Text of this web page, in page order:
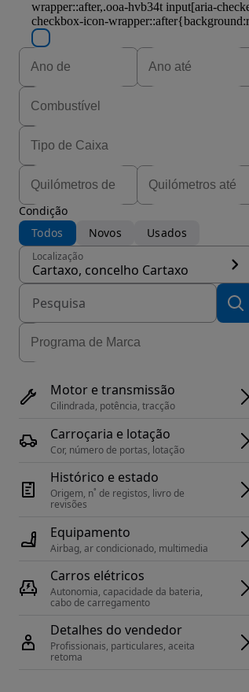
Condição
Todos
Novos Usados
Localização
Cartaxo, concelho Cartaxo
Motor e transmissão
Cilindrada, potência, tracção
Carroçaria e lotação
Cor, número de portas, lotação
Histórico e estado
Origem, n˚ de registos, livro de
revisões
Equipamento
Airbag, ar condicionado, multimedia
Carros elétricos
Autonomia, capacidade da bateria,
cabo de carregamento
Detalhes do vendedor
Profissionais, particulares, aceita
retoma